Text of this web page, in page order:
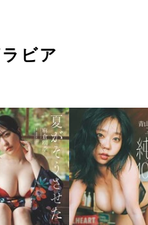
ビア
溝端 葵
つの、